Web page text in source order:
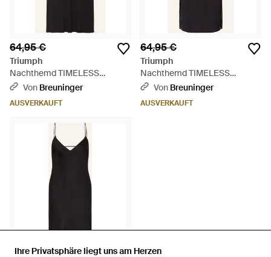
Ihre Privatsphäre liegt uns am Herzen
Ihre Privatsphäre liegt uns am Herzen
64,95 €
Triumph
Nachthemd TIMELESS
SENSUALITY - Schwarz
Von Breuninger
AUSVERKAUFT
64,95 €
Triumph
Nachthemd TIMELESS
SENSUALITY - Schwarz
Von Breuninger
AUSVERKAUFT